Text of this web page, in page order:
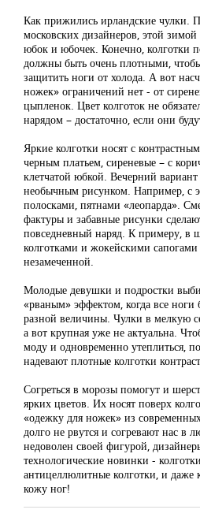
Как прижились ирландские чулки.
московских дизайнеров, этой зимой
юбок и юбочек. Конечно, колготки
должны быть очень плотными,
защитить ноги от холода. А вот
ножек» ограничений нет - от
цыпленок. Цвет колготок не
нарядом – достаточно, если они
Яркие колготки носят с
черным платьем, сиреневые – с
клетчатой юбкой. Вечерний вариант
необычным рисунком. Например, с
полосками, пятнами «леопарда».
фактуры и забавные рисунки
повседневный наряд. К примеру, в
колготками и жокейскими
незамеченной.
Молодые девушки и подростки
«рваным» эффектом, когда все
разной величины. Чулки в мелкую
а вот крупная уже не актуальна.
моду и одновременно утеплиться,
надевают плотные колготки
Согреться в морозы помогут и
ярких цветов. Их носят поверх
«одежку для ножек» из
долго не рвутся и согревают нас в
недоволен своей фигурой,
технологические новинки -
антицеллюлитные колготки, и
кожу ног!